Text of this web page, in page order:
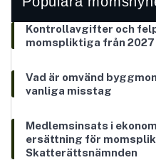
Kontrollavgifter och
momspliktiga från 2027
Vad är omvänd
vanliga misstag
Medlemsinsats i
ersättning för
Skatterättsnämnden